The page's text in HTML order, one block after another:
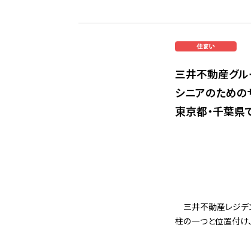
三井不動産グ
シニアのための
東京都・千葉県
三井不動産レジ
柱の一つと位置付け